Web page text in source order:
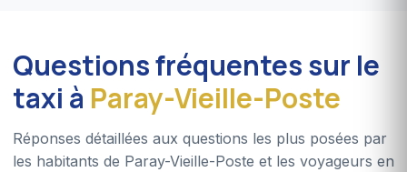
Questions fréquentes sur le
taxi à Paray-Vieille-Poste
Réponses détaillées aux questions les plus posées par
les habitants de Paray-Vieille-Poste et les voyageurs en